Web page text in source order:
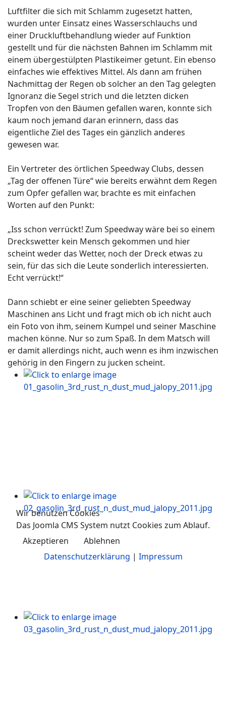
Luftfilter die sich mit Schlamm zugesetzt hatten,
wurden unter Einsatz eines Wasserschlauchs und
einer Druckluftbehandlung wieder auf Funktion
gestellt und für die nächsten Bahnen im Schlamm mit
einem übergestülpten Plastikeimer getunt. Ein ebenso
einfaches wie effektives Mittel. Als dann am frühen
Nachmittag der Regen ob solcher an den Tag gelegten
Ignoranz die Segel strich und die letzten dicken
Tropfen von den Bäumen gefallen waren, konnte sich
kaum noch jemand daran erinnern, dass das
eigentliche Ziel des Tages ein gänzlich anderes
gewesen war.
Ein Vertreter des örtlichen Speedway Clubs, dessen
„Tag der offenen Türe“ wie bereits erwähnt dem Regen
zum Opfer gefallen war, brachte es mit einfachen
Worten auf den Punkt:
„Iss schon verrückt! Zum Speedway wäre bei so einem
Dreckswetter kein Mensch gekommen und hier
scheint weder das Wetter, noch der Dreck etwas zu
sein, für das sich die Leute sonderlich interessierten.
Echt verrückt!“
Dann schiebt er eine seiner geliebten Speedway
Maschinen ans Licht und fragt mich ob ich nicht auch
ein Foto von ihm, seinem Kumpel und seiner Maschine
machen könne. Nur so zum Spaß. In dem Matsch will
er damit allerdings nicht, auch wenn es ihm inzwischen
gehörig in den Fingern zu jucken scheint.
Wir benutzen Cookies
Das Joomla CMS System nutzt Cookies zum Ablauf.
Akzeptieren
Ablehnen
Datenschutzerklärung | Impressum